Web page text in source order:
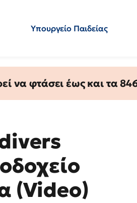
Υπουργείο Παιδείας
φτάσει έως και τα 846
(Video)